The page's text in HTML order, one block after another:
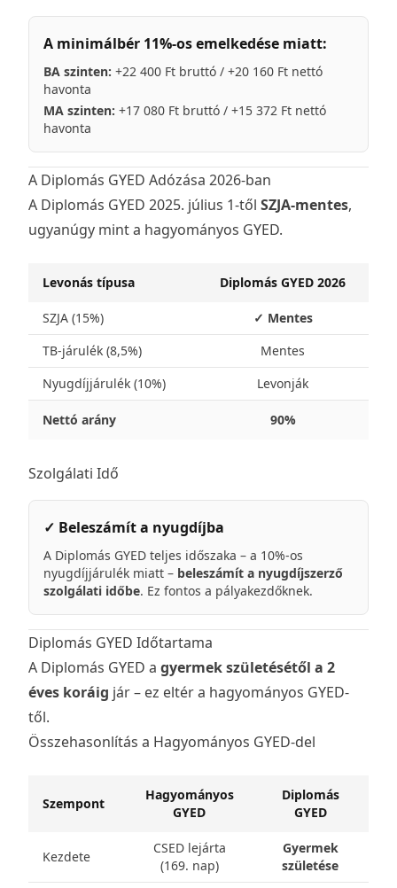
A minimálbér 11%-os emelkedése miatt:
BA szinten: +22 400 Ft bruttó / +20 160 Ft nettó
havonta
MA szinten: +17 080 Ft bruttó / +15 372 Ft nettó
havonta
A Diplomás GYED Adózása 2026-ban
A Diplomás GYED 2025. július 1-től SZJA-mentes,
ugyanúgy mint a hagyományos GYED.
Levonás típusa Diplomás GYED 2026
SZJA (15%)
✓ Mentes
TB-járulék (8,5%)
Mentes
Nyugdíjjárulék (10%)
Levonják
Nettó arány 90%
Szolgálati Idő
✓ Beleszámít a nyugdíjba
A Diplomás GYED teljes időszaka – a 10%-os
nyugdíjjárulék miatt – beleszámít a nyugdíjszerző
szolgálati időbe. Ez fontos a pályakezdőknek.
Diplomás GYED Időtartama
A Diplomás GYED a gyermek születésétől a 2
éves koráig jár – ez eltér a hagyományos GYED-
től.
Összehasonlítás a Hagyományos GYED-del
Szempont
Hagyományos
GYED
Diplomás
GYED
Kezdete
CSED lejárta
(169. nap)
Gyermek
születése